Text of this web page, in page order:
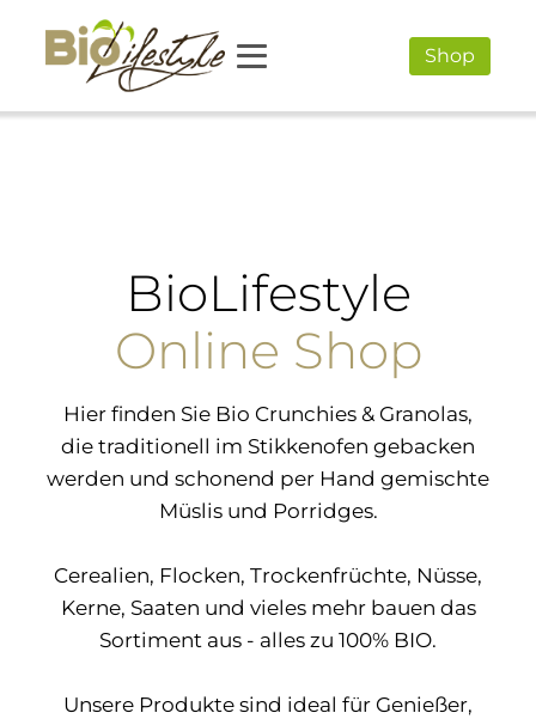
Shop
BioLifestyle
Online Shop
Hier finden Sie Bio Crunchies & Granolas,
die traditionell im Stikkenofen gebacken
werden und schonend per Hand gemischte
Müslis und Porridges.
Cerealien, Flocken, Trockenfrüchte, Nüsse,
Kerne, Saaten und vieles mehr bauen das
Sortiment aus - alles zu 100% BIO.
Unsere Produkte sind ideal für Genießer,